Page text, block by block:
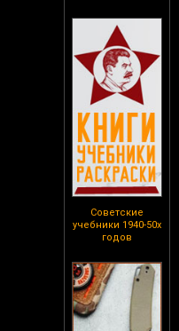
Советские
учебники 1940-50х
годов